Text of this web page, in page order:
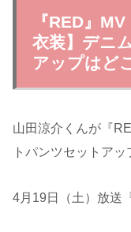
『RED』
衣装】デニ
アップはど
山田涼介くんが『
トパンツセットアッ
4月19日（土）放送